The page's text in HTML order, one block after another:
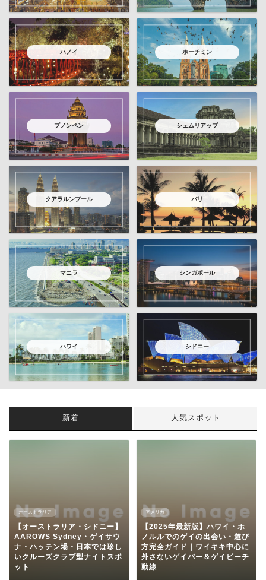
ハノイ ホーチミン
プノンペン シェムリアップ
クアラルンプール バリ
マニラ シンガポール
ハワイ シドニー
新着 人気スポット
オーストラリア
【オーストラリア・シドニー】
AAROWS Sydney・ゲイサウ
ナ・ハッテン場・日本では珍し
いクルーズクラブ型ナイトスポ
ット
アメリカ
【2025年最新版】ハワイ・ホ
ノルルでのゲイの出会い・遊び
方完全ガイド｜ワイキキ中心に
外さないゲイバー＆ゲイビーチ
動線